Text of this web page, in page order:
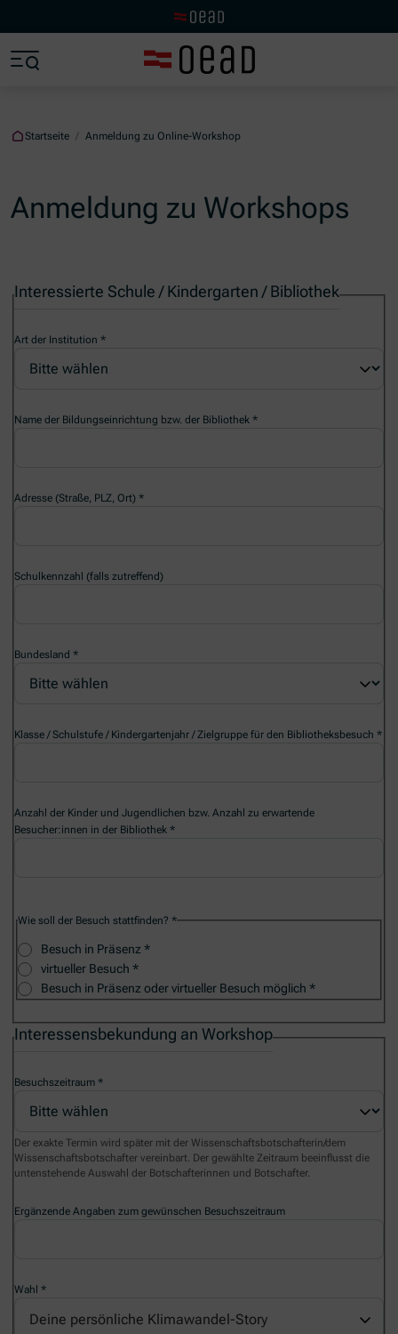
Startseite / Anmeldung zu Online-Workshop
Anmeldung zu Workshops
Interessierte Schule / Kindergarten / Bibliothek
Art der Institution
Name der Bildungseinrichtung bzw. der Bibliothek
Adresse (Straße, PLZ, Ort)
Schulkennzahl (falls zutreffend)
Bundesland
Klasse / Schulstufe / Kindergartenjahr / Zielgruppe für den Bibliotheksbesuch
Anzahl der Kinder und Jugendlichen bzw. Anzahl zu erwartende
Besucher:innen in der Bibliothek
Wie soll der Besuch stattfinden?
Besuch in Präsenz
virtueller Besuch
Besuch in Präsenz oder virtueller Besuch möglich
Interessensbekundung an Workshop
Besuchszeitraum
Der exakte Termin wird später mit der Wissenschaftsbotschafterin/dem
Wissenschaftsbotschafter vereinbart. Der gewählte Zeitraum beeinflusst die
untenstehende Auswahl der Botschafterinnen und Botschafter.
Ergänzende Angaben zum gewünschen Besuchszeitraum
Wahl
Deine persönliche Klimawandel-Story